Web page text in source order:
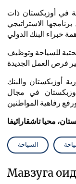
35 منطقة ومدينة في أوزبكستان ذات
الاستراتيجي
للسياحة وتوظيف
أوزبكستان والبنك
في مجال
محيا تاشقارائيفا
السياحة
Мавзуга